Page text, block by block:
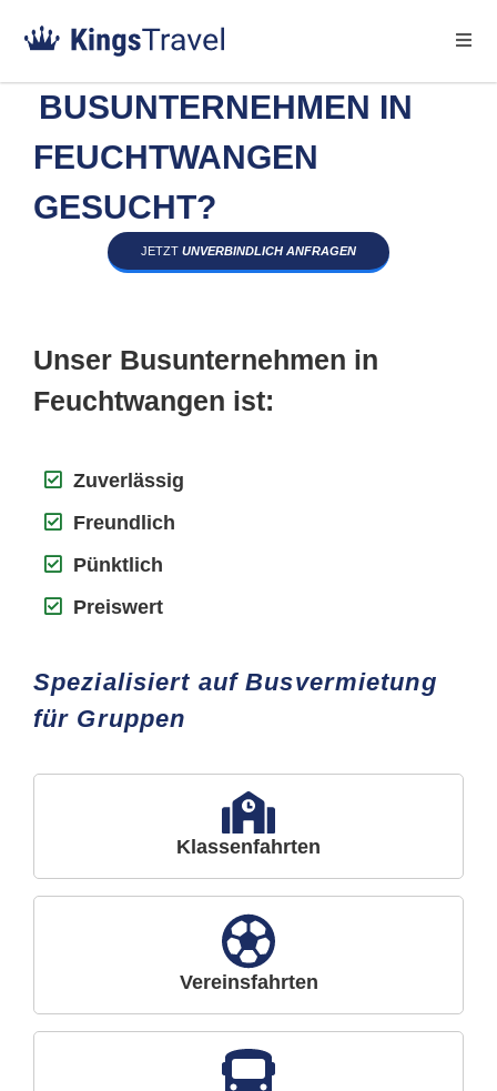
BUSUNTERNEHMEN IN
FEUCHTWANGEN
GESUCHT?
JETZT UNVERBINDLICH ANFRAGEN
Unser Busunternehmen in
Feuchtwangen ist:
Zuverlässig
Freundlich
Pünktlich
Preiswert
Spezialisiert auf Busvermietung
für Gruppen
Klassenfahrten
Vereinsfahrten